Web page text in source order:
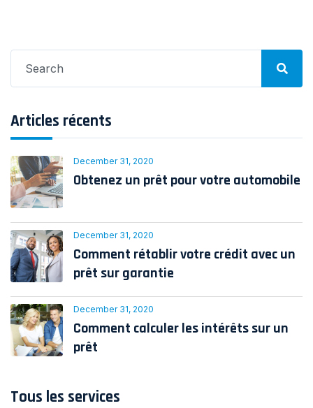
for:
Articles récents
December 31, 2020
Obtenez un prêt pour votre automobile
December 31, 2020
Comment rétablir votre crédit avec un
prêt sur garantie
December 31, 2020
Comment calculer les intérêts sur un
prêt
Tous les services